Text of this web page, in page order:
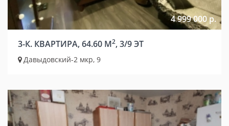
4 999 000 р.
3-К. КВАРТИРА, 64.60 М2, 3/9 ЭТ
Давыдовский-2 мкр, 9